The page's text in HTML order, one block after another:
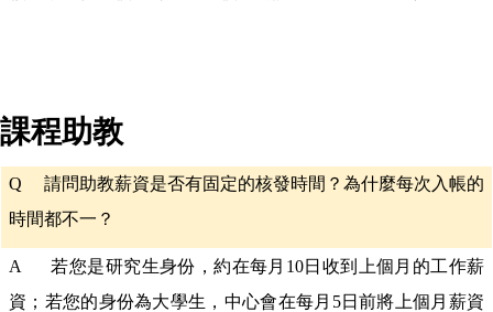
課程助教
Q 請問助教薪資是否有固定的核發時間？為什麼每次入帳的
時間都不一？
A 若您是研究生身份，約在每月10日收到上個月的工作薪
資；若您的身份為大學生，中心會在每月5日前將上個月薪資